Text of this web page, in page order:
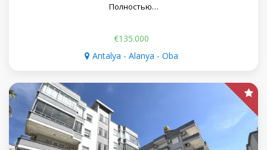
Полностью…
€135.000
Antalya - Alanya - Oba